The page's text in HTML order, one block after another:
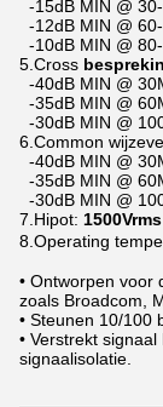
-15dB MIN @
-12dB MIN @
-10dB MIN @
5.Cross
-40dB MIN @
-35dB MIN @
-30dB MIN @
6.Common
-40dB MIN @
-35dB MIN @
-30dB MIN @
7.Hipot: 1500Vrms
8.Operating
• Ontworpen voor
zoals Broadcom,
• Steunen 10/100
• Verstrekt
signaalisolatie.